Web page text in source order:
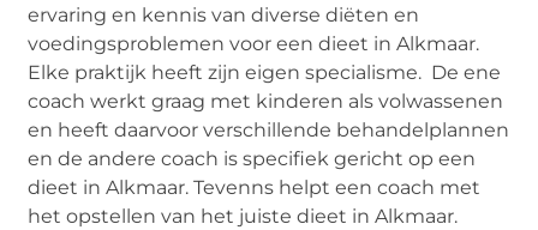
ervaring en kennis van diverse diëten en
voedingsproblemen voor een dieet in Alkmaar.
Elke praktijk heeft zijn eigen specialisme. De ene
coach werkt graag met kinderen als volwassenen
en heeft daarvoor verschillende behandelplannen
en de andere coach is specifiek gericht op een
dieet in Alkmaar. Tevenns helpt een coach met
het opstellen van het juiste dieet in Alkmaar.